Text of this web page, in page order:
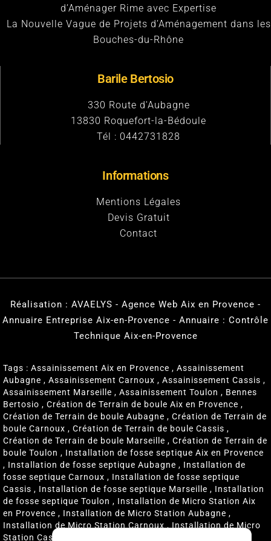
d’Aménager Rime avec Expertise
La Nouvelle Vague de Projets d’Aménagement dans les
Bouches-du-Rhône
Barile Bertosio
330 Route d'Aubagne
13830 Roquefort-la-Bédoule
Tél : 0442731828
Informations
Mentions Légales
Devis Gratuit
Contact
Réalisation : AVAELYS - Agence Web Aix en Provence -
Annuaire Entreprise Aix-en-Provence - Annuaire : Contrôle
Technique Aix-en-Provence
Tags : Assainissement Aix en Provence , Assainissement
Aubagne , Assainissement Carnoux , Assainissement Cassis ,
Assainissement Marseille , Assainissement Toulon , Bennes
Bertosio , Création de Terrain de boule Aix en Provence ,
Création de Terrain de boule Aubagne , Création de Terrain de
boule Carnoux , Création de Terrain de boule Cassis ,
Création de Terrain de boule Marseille , Création de Terrain de
boule Toulon , Installation de fosse septique Aix en Provence
, Installation de fosse septique Aubagne , Installation de
fosse septique Carnoux , Installation de fosse septique
Cassis , Installation de fosse septique Marseille , Installation
de fosse septique Toulon , Installation de Micro Station Aix
en Provence , Installation de Micro Station Aubagne ,
Installation de Micro Station Carnoux , Installation de Micro
Station Cassis